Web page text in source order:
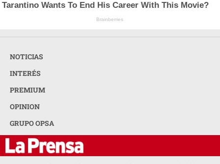
Tarantino Wants To End His Career With This Movie?
Brainberries
NOTICIAS
INTERÉS
PREMIUM
OPINION
GRUPO OPSA